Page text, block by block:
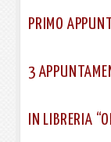
PRIMO
3
IN LIBRERIA